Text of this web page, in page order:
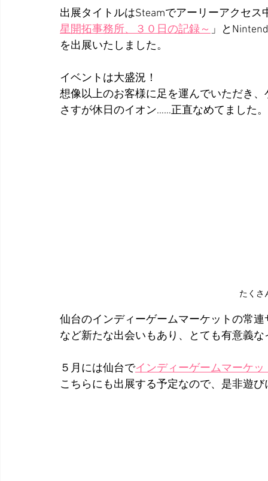
出展タイトルはSteamでアーリーアクセス
星開拓事務所、３０日の記録～」と
を出展いたしました。
イベントは大盛況！
想像以上のお客様に足を運んでいただき
さすが休日のイオン……正直なめてました。
たくさ
仙台のインディーゲームマーケットの常
など新たな出会いもあり、とても有意義
５月には仙台でインディーゲームマーケッ
こちらにも出展する予定なので、是非遊